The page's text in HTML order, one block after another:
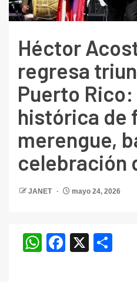
Héctor
regresa
Puerto
histórica de
merengue,
celebración
JANET mayo 24, 2026
WhatsApp
Facebook
X